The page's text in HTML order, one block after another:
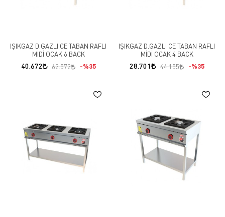
IŞIKGAZ D.GAZLI CE TABAN RAFLI
MİDİ OCAK 6 BACK
40.672 62.572 %35
IŞIKGAZ D.GAZLI CE TABAN RAFLI
MİDİ OCAK 4 BACK
28.701 44.155 %35